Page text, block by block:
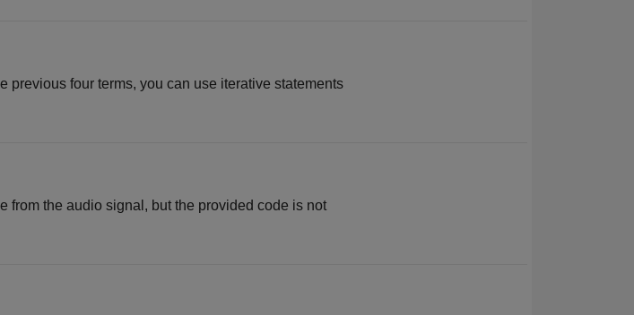
previous four terms, you can use iterative statements
from the audio signal, but the provided code is not